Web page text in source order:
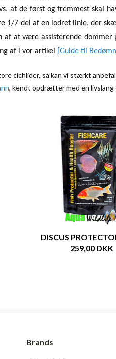
at de først og fremmest skal
1/7-del af en lodret linie, der
af at være assisterende
af i vor artikel
[Guide til
cichlider, så kan vi stærkt
, kendt opdrætter med en
DISCUS
259,00 DKK
Brands